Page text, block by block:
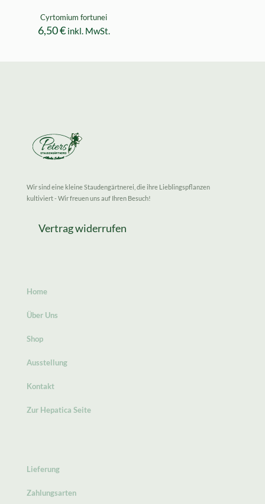
Cyrtomium fortunei
6,50€ inkl. MwSt.
Wir sind eine kleine Staudengärtnerei, die ihre Lieblingspflanzen
kultiviert - Wir freuen uns auf Ihren Besuch!
Vertrag widerrufen
Home
Über Uns
Shop
Ausstellung
Kontakt
Zur Hepatica Seite
Lieferung
Zahlungsarten